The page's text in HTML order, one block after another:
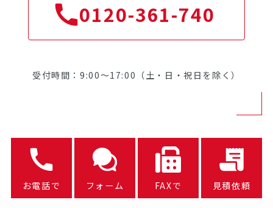
0120-361-740
受付時間：9:00～17:00（土・日・祝日を除く）
お電話で フォーム FAXで 見積依頼